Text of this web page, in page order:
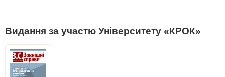
Видання за участю Університету «КРОК»